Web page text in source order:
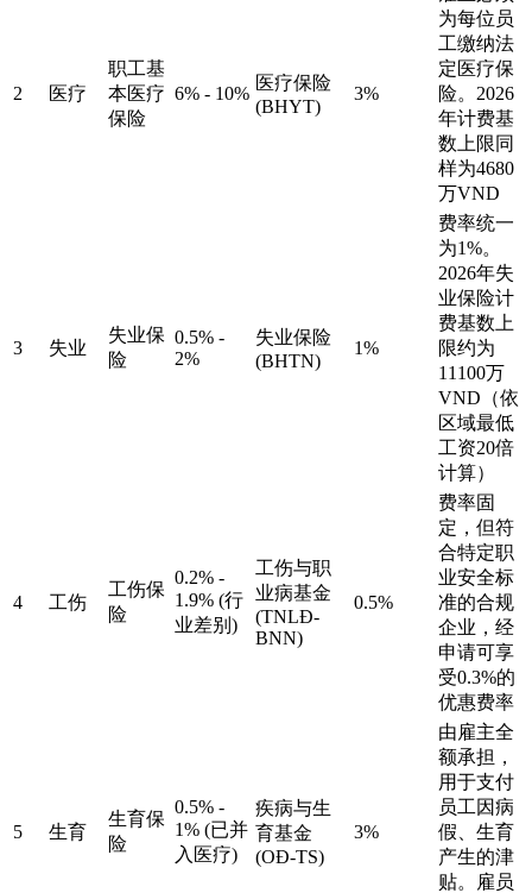
2 医疗
职工基
本医疗
保险
6% - 10%
医疗保险
(BHYT)
3%
为每位员
工缴纳法
定医疗保
险。2026
年计费基
数上限同
样为4680
万VND
3 失业
失业保
险
0.5% -
2%
失业保险
(BHTN)
1%
费率统一
为1%。
2026年失
业保险计
费基数上
限约为
11100万
VND（依
区域最低
工资20倍
计算）
4 工伤
工伤保
险
0.2% -
1.9% (行
业差别)
工伤与职
业病基金
(TNLĐ-
BNN)
0.5%
费率固
定，但符
合特定职
业安全标
准的合规
企业，经
申请可享
受0.3%的
优惠费率
5 生育
生育保
险
0.5% -
1% (已并
入医疗)
疾病与生
育基金
(OĐ-TS)
3%
由雇主全
额承担，
用于支付
员工因病
假、生育
产生的津
贴。雇员